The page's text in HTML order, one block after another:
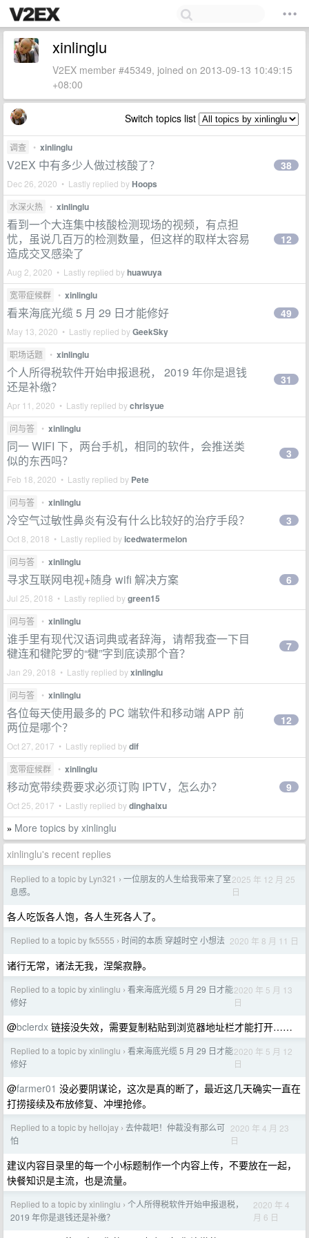
xinlinglu
V2EX member #45349, joined on 2013-09-13 10:49:15
+08:00
Switch topics list
调查 • xinlinglu
V2EX 中有多少人做过核酸了？
Dec 26, 2020 • Lastly replied byHoops
38
水深火热 • xinlinglu
看到一个大连集中核酸检测现场的视频，有点担
忧，虽说几百万的检测数量，但这样的取样太容易
造成交叉感染了
Aug 2, 2020 • Lastly replied byhuawuya
12
宽带症候群 • xinlinglu
看来海底光缆 5 月 29 日才能修好
May 13, 2020 • Lastly replied byGeekSky
49
职场话题 • xinlinglu
个人所得税软件开始申报退税， 2019 年你是退钱
还是补缴？
Apr 11, 2020 • Lastly replied bychrisyue
31
问与答 • xinlinglu
同一 WIFI 下，两台手机，相同的软件，会推送类
似的东西吗？
Feb 18, 2020 • Lastly replied by Pete
3
问与答 • xinlinglu
冷空气过敏性鼻炎有没有什么比较好的治疗手段？
Oct 8, 2018 • Lastly replied byicedwatermelon
3
问与答 • xinlinglu
寻求互联网电视+随身 wifi 解决方案
Jul 25, 2018 • Lastly replied bygreen15
6
问与答 • xinlinglu
谁手里有现代汉语词典或者辞海，请帮我查一下目
犍连和犍陀罗的“犍”字到底读那个音？
Jan 29, 2018 • Lastly replied byxinlinglu
7
问与答 • xinlinglu
各位每天使用最多的 PC 端软件和移动端 APP 前
两位是哪个？
Oct 27, 2017 • Lastly replied bydif
12
宽带症候群 • xinlinglu
移动宽带续费要求必须订购 IPTV，怎么办？
Oct 25, 2017 • Lastly replied bydinghaixu
9
» More topics by xinlinglu
xinlinglu's recent replies
Replied to a topic by Lyn321 › 一位朋友的人生给我带来了窒
息感。
2025 年 12 月 25
日
各人吃饭各人饱，各人生死各人了。
Replied to a topic by fk5555 › 时间的本质 穿越时空 小想法 2020 年 8 月 11 日
诸行无常，诸法无我，涅槃寂静。
Replied to a topic by xinlinglu › 看来海底光缆 5 月 29 日才能
修好
2020 年 5 月 13
日
@bclerdx 链接没失效，需要复制粘贴到浏览器地址栏才能打开……
Replied to a topic by xinlinglu › 看来海底光缆 5 月 29 日才能
修好
2020 年 5 月 12
日
@farmer01 没必要阴谋论，这次是真的断了，最近这几天确实一直在
打捞接续及布放修复、冲埋抢修。
Replied to a topic by hellojay › 去仲裁吧！仲裁没有那么可
怕
2020 年 4 月 23
日
建议内容目录里的每一个小标题制作一个内容上传，不要放在一起，
快餐知识是主流，也是流量。
Replied to a topic by xinlinglu › 个人所得税软件开始申报退税，
2019 年你是退钱还是补缴？
2020 年 4
月 6 日